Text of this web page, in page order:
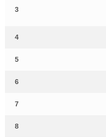
3
4
5
6
7
8